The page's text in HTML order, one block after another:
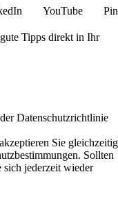
YouTube
Tipps direkt in Ihr
Datenschutzrichtlinie
Sie gleichzeitig
Sollten
jederzeit wieder